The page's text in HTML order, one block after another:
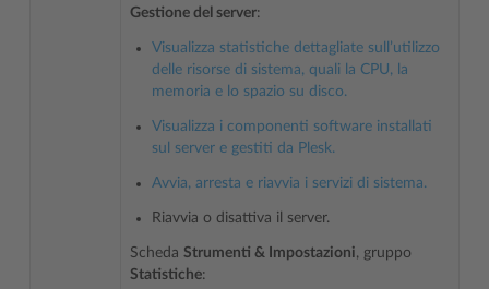
Gestione del server:
Visualizza statistiche dettagliate sull’utilizzo
delle risorse di sistema, quali la CPU, la
memoria e lo spazio su disco.
Visualizza i componenti software installati
sul server e gestiti da Plesk.
Avvia, arresta e riavvia i servizi di sistema.
Riavvia o disattiva il server.
Scheda Strumenti & Impostazioni, gruppo
Statistiche: